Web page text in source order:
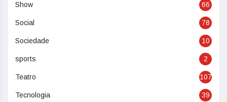
Show 66
Social 78
Sociedade 10
sports 2
Teatro 107
Tecnologia 39